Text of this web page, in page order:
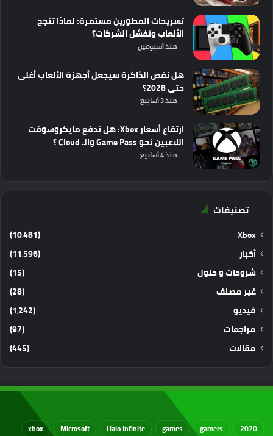
تسريحات المطورين مستمرة: لماذا تنجح
الألعاب وتفشل الشركات؟
منذ أسبوعين
هل نقص الذاكرة سيجعل أجهزة الألعاب أغلى
حتى 2028؟
منذ 3 أسابيع
ارتفاع أسعار Xbox: هل تدفع مايكروسوفت
اللاعبين نحو Game Pass والـ Cloud ؟
منذ 4 أسابيع
تصنيفات
Xbox
(10٬481)
أخبار
(11٬596)
شروحات و حلول
(15)
غير مصنف
(28)
فيديو
(1٬242)
مراجعات
(97)
مقالات
(445)
2020
gamers
games
Halo Infinite
Microsoft
xbox